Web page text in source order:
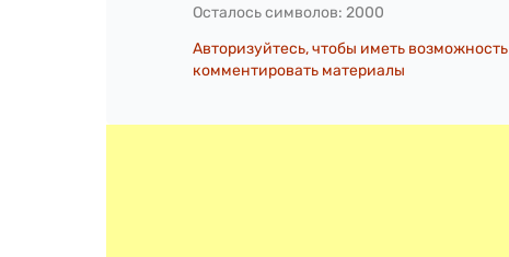
Осталось символов: 2000
Авторизуйтесь, чтобы иметь возможность
комментировать материалы